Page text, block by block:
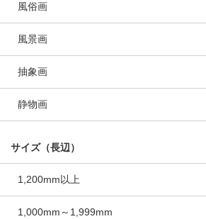
風俗画
風景画
抽象画
静物画
サイズ（長辺）
1,200mm以上
1,000mm～1,999mm